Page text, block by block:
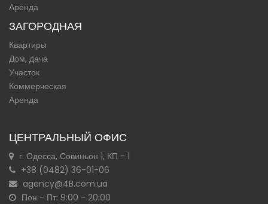
Аренда
ЗАГОРОДНАЯ
Квартиры
Дом, дача
Участок
Коммерческая
Аренда
ЦЕНТРАЛЬНЫЙ ОФИС
г. Одесса, Совиньон 1, КП - 1
+38 (0482) 36-01-06
agency@4B.com.ua
Пон - Пт: 9:00 - 20:00